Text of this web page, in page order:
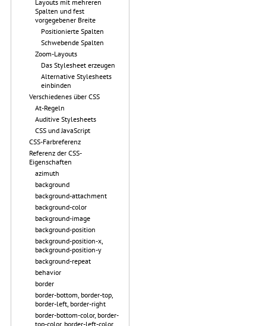
Layouts mit mehreren
Spalten und fest
vorgegebener Breite
Positionierte Spalten
Schwebende Spalten
Zoom-Layouts
Das Stylesheet erzeugen
Alternative Stylesheets
einbinden
Verschiedenes über CSS
At-Regeln
Auditive Stylesheets
CSS und JavaScript
CSS-Farbreferenz
Referenz der CSS-
Eigenschaften
azimuth
background
background-attachment
background-color
background-image
background-position
background-position-x,
background-position-y
background-repeat
behavior
border
border-bottom, border-top,
border-left, border-right
border-bottom-color, border-
top-color, border-left-color,